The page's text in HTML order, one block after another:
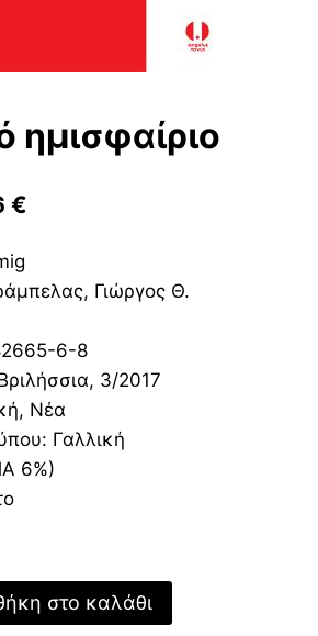
ημισφαίριο
€
τιμή
15,36 €.
Γιώργος Θ.
6-8
3/2017
Νέα
Γαλλική
6%)
στο καλάθι